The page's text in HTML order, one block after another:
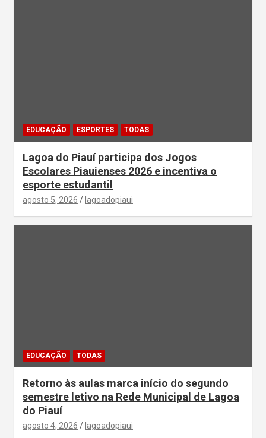
EDUCAÇÃO ESPORTES TODAS
Lagoa do Piauí participa dos Jogos
Escolares Piauienses 2026 e incentiva o
esporte estudantil
agosto 5, 2026 lagoadopiaui
EDUCAÇÃO TODAS
Retorno às aulas marca início do segundo
semestre letivo na Rede Municipal de Lagoa
do Piauí
agosto 4, 2026 lagoadopiaui